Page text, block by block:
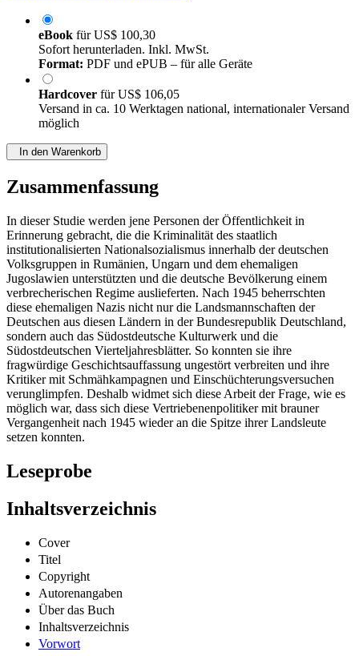
eBook fürUS$ 100,30
Sofort herunterladen. Inkl. MwSt.
Format: PDF und ePUB – für alle Geräte
Hardcover fürUS$ 106,05
Versand in ca. 10 Werktagen national, internationaler Versand
möglich
In den Warenkorb
Zusammenfassung
In dieser Studie werden jene Personen der Öffentlichkeit in
Erinnerung gebracht, die die Kriminalität des staatlich
institutionalisierten Nationalsozialismus innerhalb der deutschen
Volksgruppen in Rumänien, Ungarn und dem ehemaligen
Jugoslawien unterstützten und die deutsche Bevölkerung einem
verbrecherischen Regime auslieferten. Nach 1945 beherrschten
diese ehemaligen Nazis nicht nur die Landsmannschaften der
Deutschen aus diesen Ländern in der Bundesrepublik Deutschland,
sondern auch das Südostdeutsche Kulturwerk und die
Südostdeutschen Vierteljahresblätter. So konnten sie ihre
fragwürdige Geschichtsauffassung ungestört verbreiten und ihre
Kritiker mit Schmähkampagnen und Einschüchterungsversuchen
verunglimpfen. Deshalb widmet sich diese Arbeit der Frage, wie es
möglich war, dass sich diese Vertriebenenpolitiker mit brauner
Vergangenheit nach 1945 wieder an die Spitze ihrer Landsleute
setzen konnten.
Leseprobe
Inhaltsverzeichnis
Cover
Titel
Copyright
Autorenangaben
Über das Buch
Inhaltsverzeichnis
Vorwort